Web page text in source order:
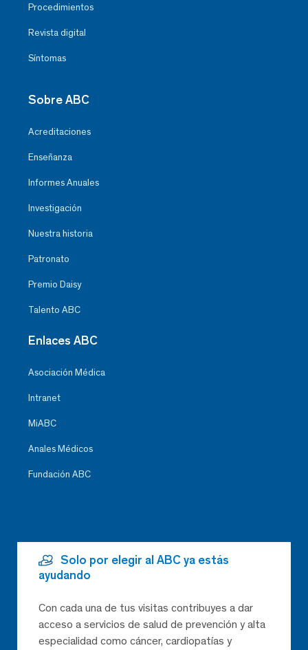
Procedimientos
Revista digital
Síntomas
Sobre ABC
Acreditaciones
Enseñanza
Informes Anuales
Investigación
Nuestra historia
Patronato
Premio Daisy
Talento ABC
Enlaces ABC
Asociación Médica
Intranet
MiABC
Anales Médicos
Fundación ABC
Solo por elegir al ABC ya estás
ayudando
Con cada una de tus visitas contribuyes a dar
acceso a servicios de salud de prevención y alta
especialidad como cáncer, cardiopatías y